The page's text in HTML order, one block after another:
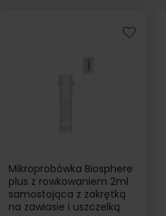
Mikroprobówka Biosphere
plus z rowkowaniem 2ml
samostojąca z zakrętką
na zawiasie i uszczelką